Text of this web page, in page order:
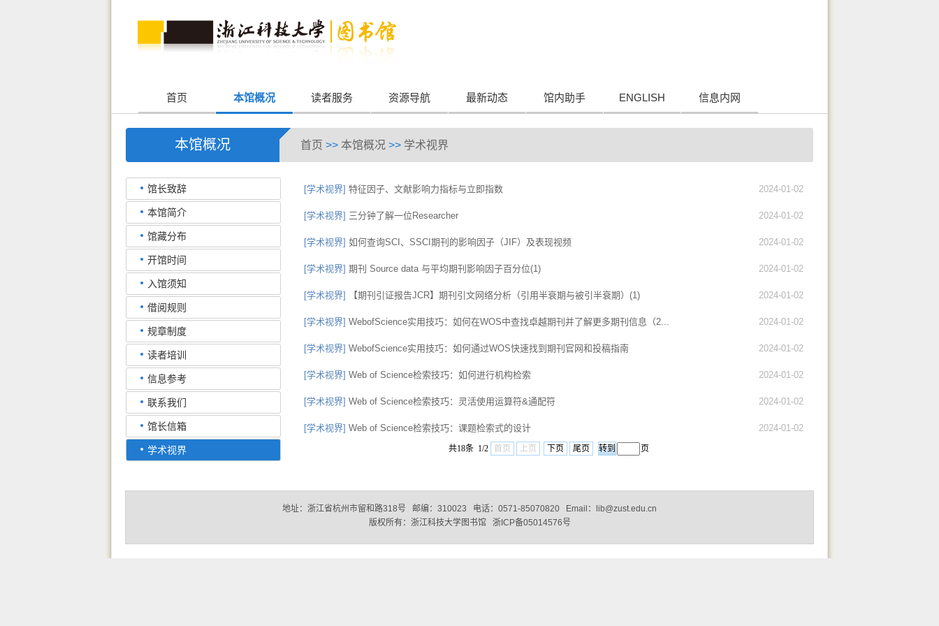
首页 本馆概况 读者服务 资源导航 最新动态 馆内助手 ENGLISH 信息内网
本馆概况 首页 >> 本馆概况 >> 学术视界
馆长致辞
本馆简介
馆藏分布
开馆时间
入馆须知
借阅规则
规章制度
读者培训
信息参考
联系我们
馆长信箱
学术视界
2024-01-02
[学术视界] 特征因子、文献影响力指标与立即指数
2024-01-02
[学术视界] 三分钟了解一位Researcher
2024-01-02
[学术视界] 如何查询SCI、SSCI期刊的影响因子（JIF）及表现视频
2024-01-02
[学术视界] 期刊 Source data 与平均期刊影响因子百分位(1)
2024-01-02
[学术视界] 【期刊引证报告JCR】期刊引文网络分析（引用半衰期与被引半衰期）(1)
2024-01-02
[学术视界] WebofScience实用技巧：如何在WOS中查找卓越期刊并了解更多期刊信息（2...
2024-01-02
[学术视界] WebofScience实用技巧：如何通过WOS快速找到期刊官网和投稿指南
2024-01-02
[学术视界] Web of Science检索技巧：如何进行机构检索
2024-01-02
[学术视界] Web of Science检索技巧：灵活使用运算符&通配符
2024-01-02
[学术视界] Web of Science检索技巧：课题检索式的设计
共18条 1/2 首页 上页 下页 尾页 页
地址：浙江省杭州市留和路318号 邮编：310023 电话：0571-85070820 Email：lib@zust.edu.cn
版权所有：浙江科技大学图书馆 浙ICP备05014576号